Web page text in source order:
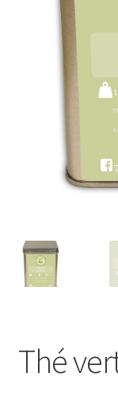
Porte-clés
Fruits déshydratés
coffrets
Thé